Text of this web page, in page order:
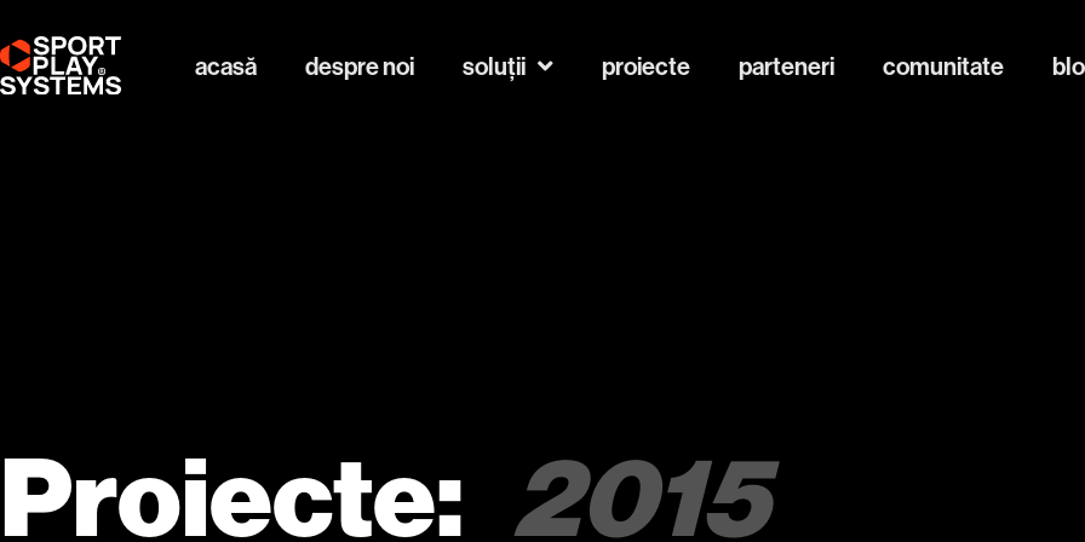
acasă despre noi soluții proiecte parteneri comunitate
Proiecte: 2015